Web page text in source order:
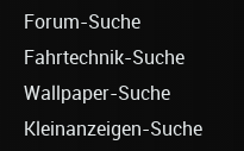
Forum-Suche
Fahrtechnik-Suche
Wallpaper-Suche
Kleinanzeigen-Suche